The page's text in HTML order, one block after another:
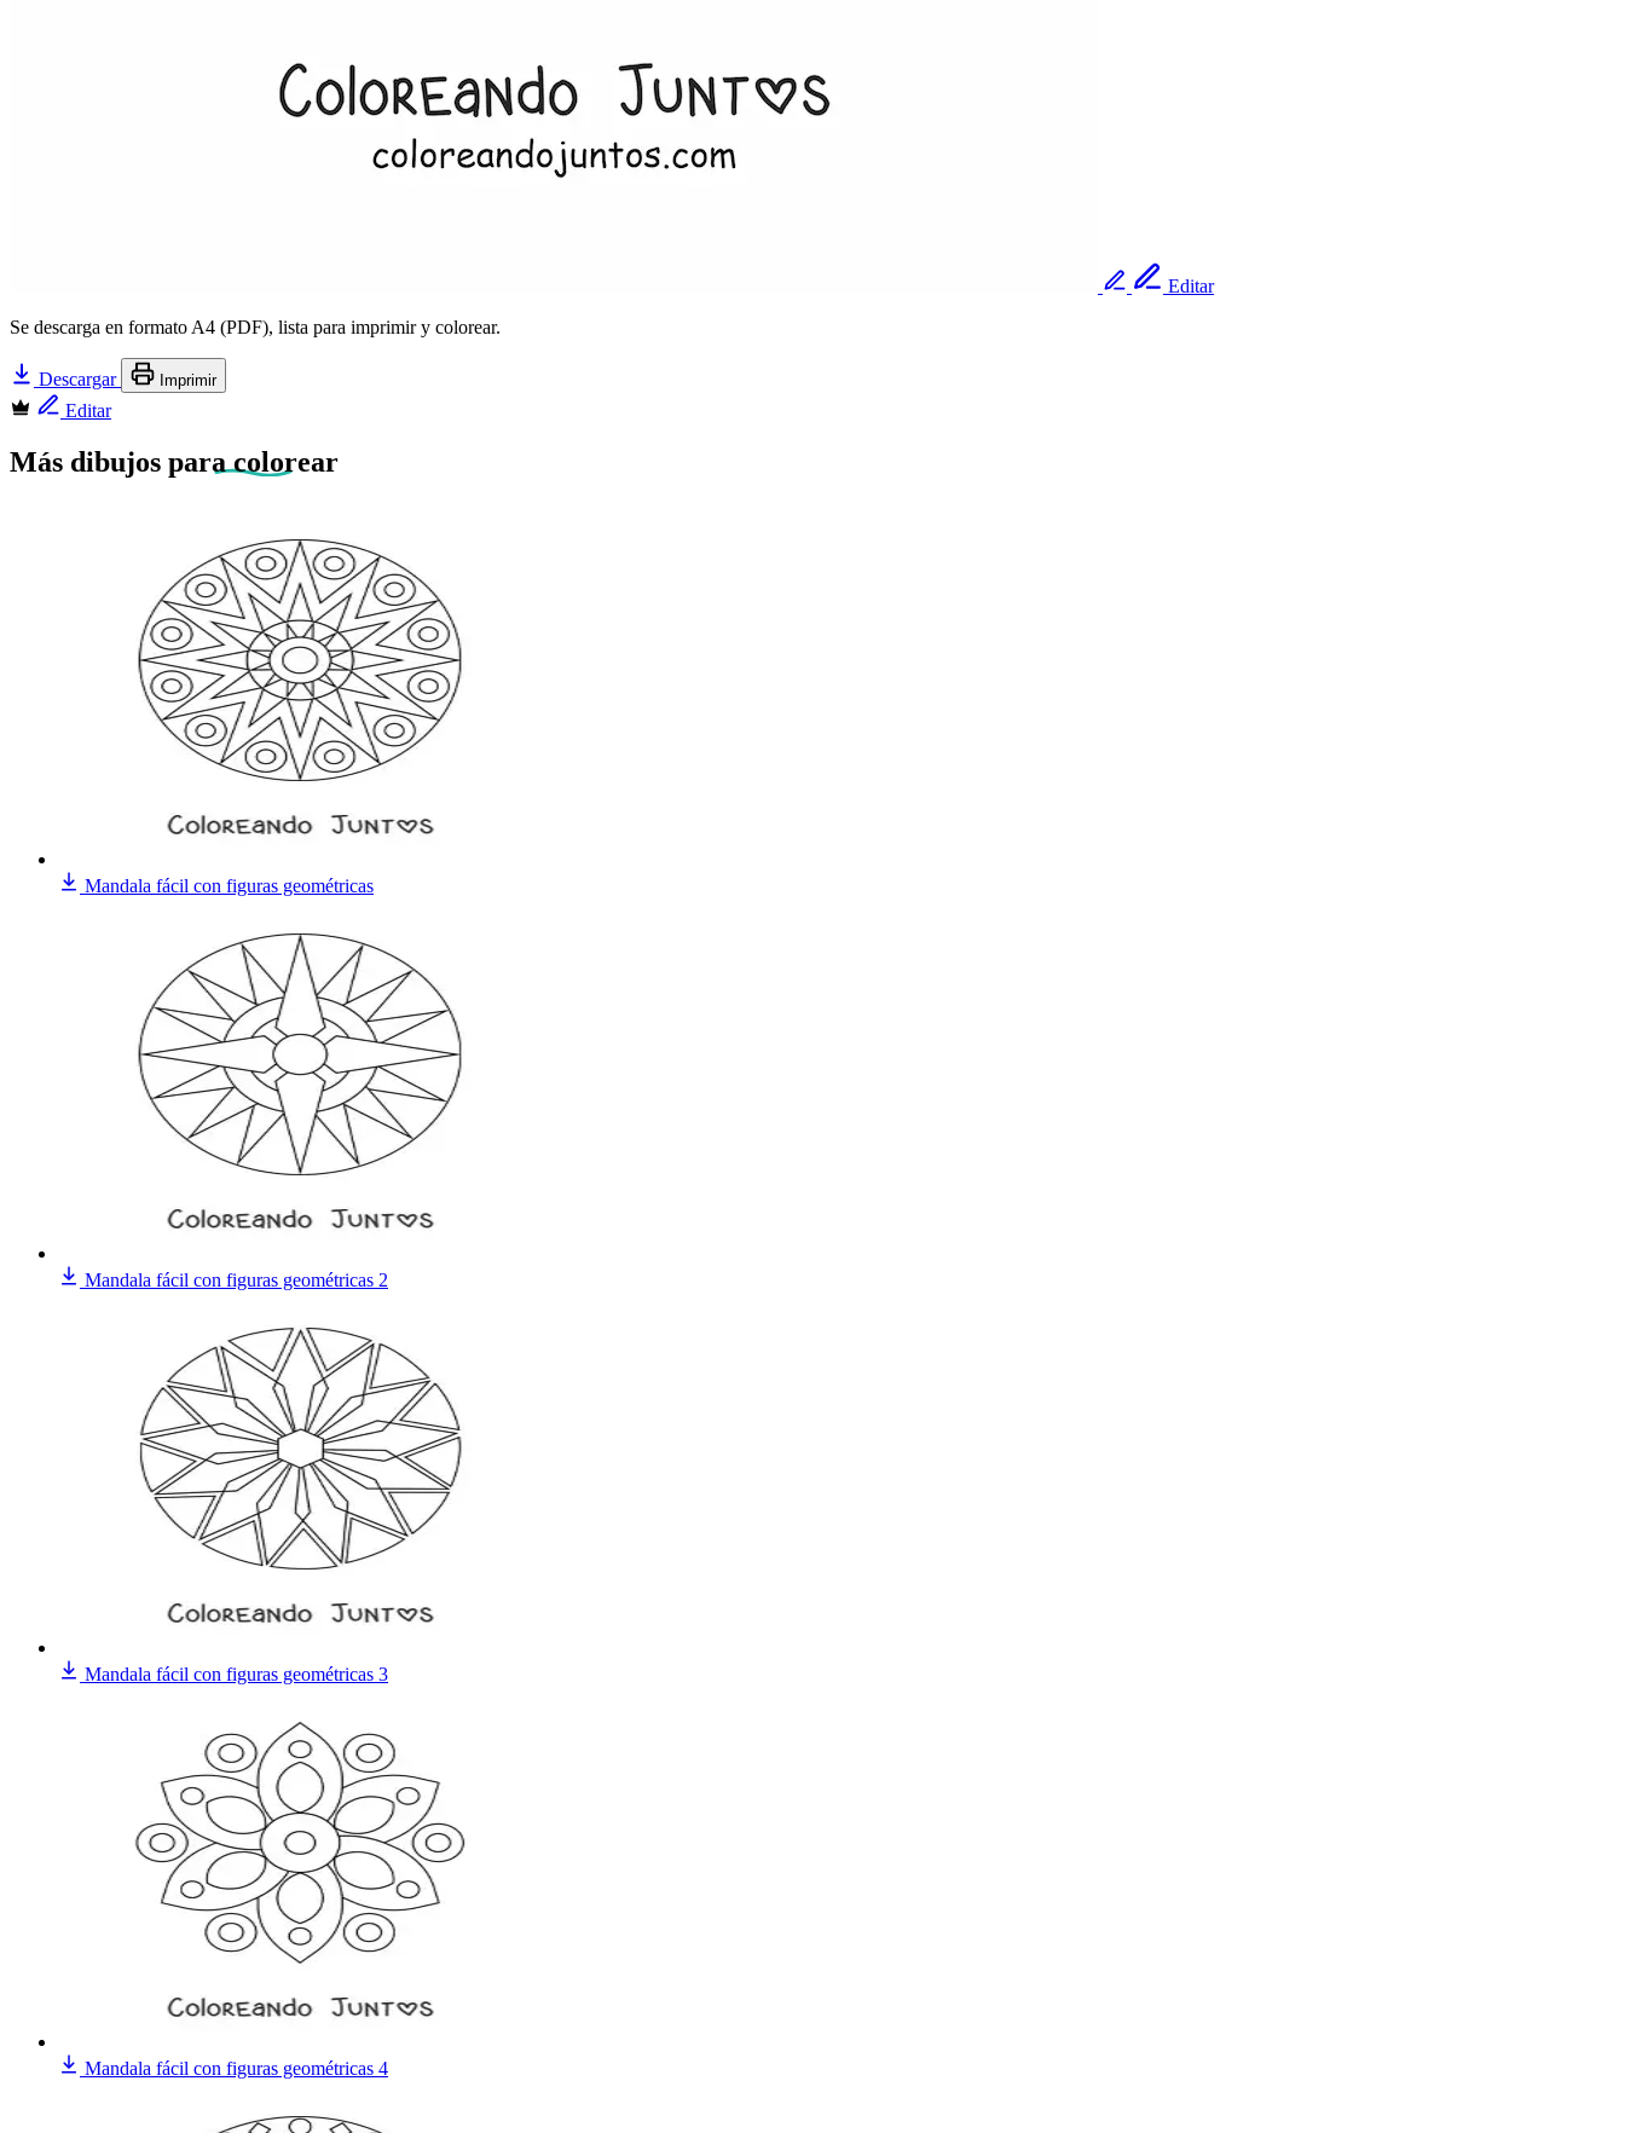
Editar
Se descarga en formato A4 (PDF), lista para imprimir y colorear.
Descargar Imprimir
Editar
Más dibujos para colorear
Mandala fácil con figuras geométricas
Mandala fácil con figuras geométricas 2
Mandala fácil con figuras geométricas 3
Mandala fácil con figuras geométricas 4